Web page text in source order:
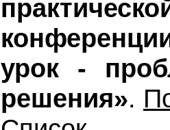
урок -
решения».